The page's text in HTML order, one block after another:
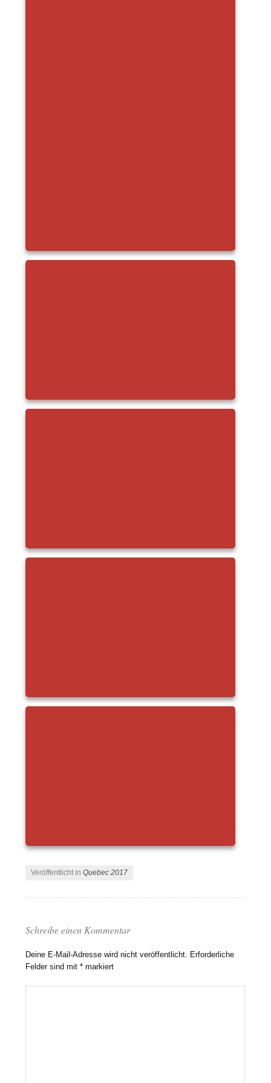
Veröffentlicht inQuebec 2017
Schreibe einen Kommentar
Deine E-Mail-Adresse wird nicht veröffentlicht.
Erforderliche
Felder sind mit* markiert